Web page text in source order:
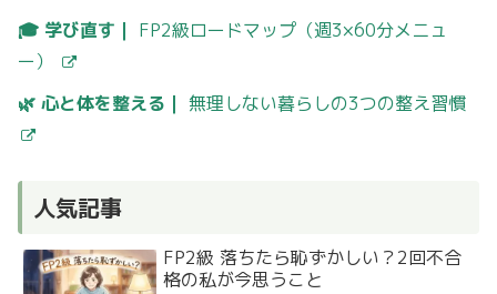
🎓 学び直す｜ FP2級ロードマップ（週3×60分メニュ
ー）
🌿 心と体を整える｜ 無理しない暮らしの3つの整え習慣
人気記事
FP2級 落ちたら恥ずかしい？2回不合
格の私が今思うこと